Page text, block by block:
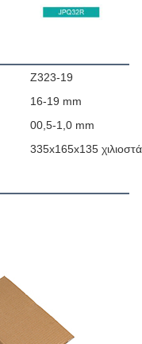
Z323-19
16-19 mm
00,5-1,0 mm
335x165x135 χιλιοστά